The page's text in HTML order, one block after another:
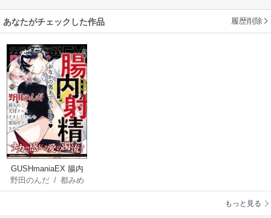
あなたがチェックした作品 履歴削除
GUSHmaniaEX 腸内
射精
野田のんだ/ 都みめ
こ/大月クルミ/さ
もっと見る